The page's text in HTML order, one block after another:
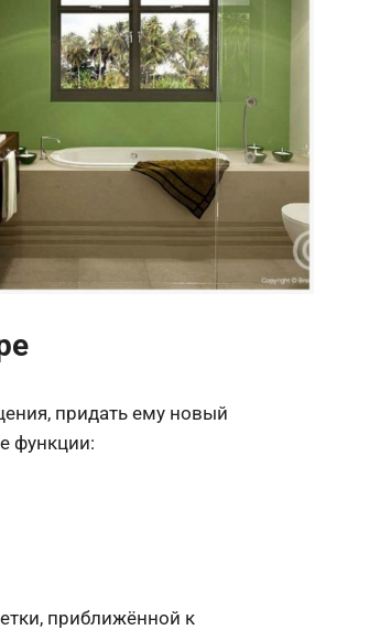
придать ему новый
функции:
приближённой к